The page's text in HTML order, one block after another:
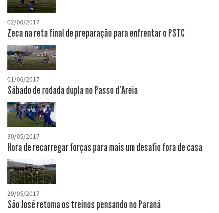
02/06/2017
Zeca na reta final de preparação para enfrentar o PSTC
01/06/2017
Sábado de rodada dupla no Passo d'Areia
30/05/2017
Hora de recarregar forças para mais um desafio fora de casa
29/05/2017
São José retoma os treinos pensando no Paraná